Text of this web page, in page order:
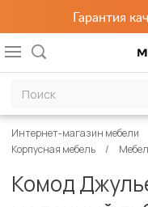
Гарантия
Интернет-магазин мебели
Корпусная мебель
Комод